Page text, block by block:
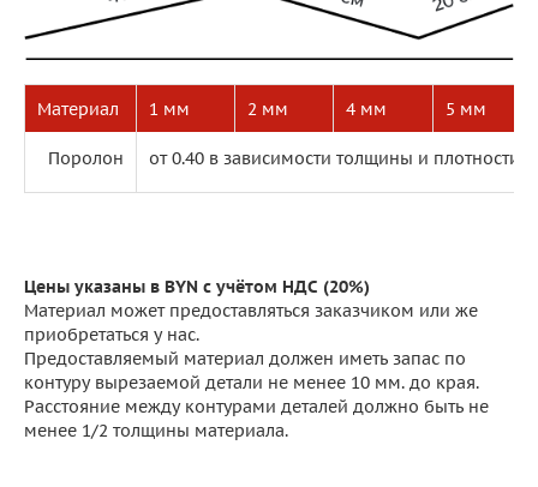
Материал 1 мм 2 мм 4 мм 5 мм
Поролон от 0.40 в зависимости толщины и плотности
Цены указаны в BYN с учётом НДС (20%)
Материал может предоставляться заказчиком или же
приобретаться у нас.
Предоставляемый материал должен иметь запас по
контуру вырезаемой детали не менее 10 мм. до края.
Расстояние между контурами деталей должно быть не
менее 1/2 толщины материала.